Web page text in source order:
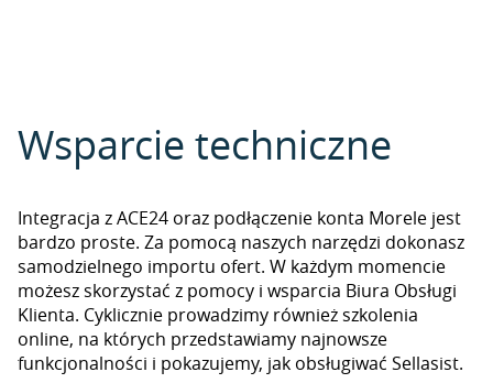
Wsparcie techniczne
Integracja z ACE24 oraz podłączenie konta Morele jest
bardzo proste. Za pomocą naszych narzędzi dokonasz
samodzielnego importu ofert. W każdym momencie
możesz skorzystać z pomocy i wsparcia Biura Obsługi
Klienta. Cyklicznie prowadzimy również szkolenia
online, na których przedstawiamy najnowsze
funkcjonalności i pokazujemy, jak obsługiwać Sellasist.